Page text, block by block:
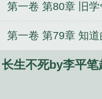
第一卷 第80章 旧学
第一卷 第79章 知道
长生不死by李平笔